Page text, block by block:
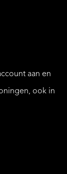
aan en
ook in